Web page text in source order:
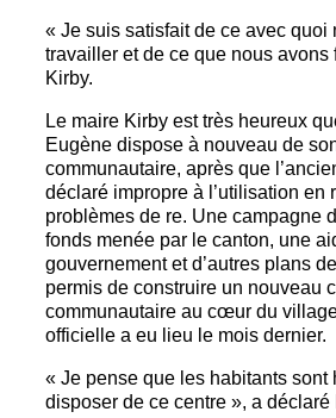
« Je suis satisfait de ce avec quoi
travailler et de ce que nous avons
Kirby.
Le maire Kirby est très heureux
Eugène dispose à nouveau de
communautaire, après que
déclaré impropre à l’utilisation en
problèmes de re. Une campagne
fonds menée par le canton, une
gouvernement et d’autres plans
permis de construire un nouveau
communautaire au cœur du
officielle a eu lieu le mois dernier.
« Je pense que les habitants sont
disposer de ce centre », a déclaré